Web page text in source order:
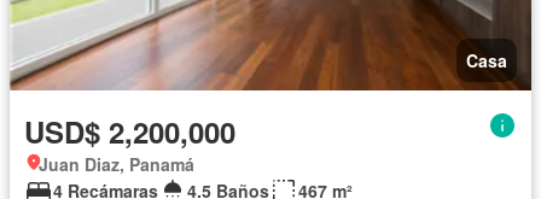
Casa
USD$ 2,200,000
Juan Diaz, Panamá
4 Recámaras
4.5 Baños 467 m²